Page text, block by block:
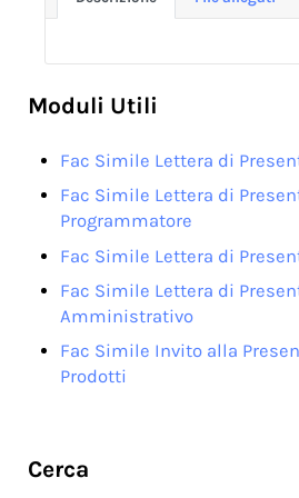
Moduli Utili
Fac Simile Lettera di
Fac Simile Lettera di
Programmatore
Fac Simile Lettera di
Fac Simile Lettera di
Amministrativo
Fac Simile Invito alla
Prodotti
Sidebar
Cerca